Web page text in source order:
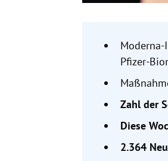
Pfizer-
Zahl der
Diese
2.364